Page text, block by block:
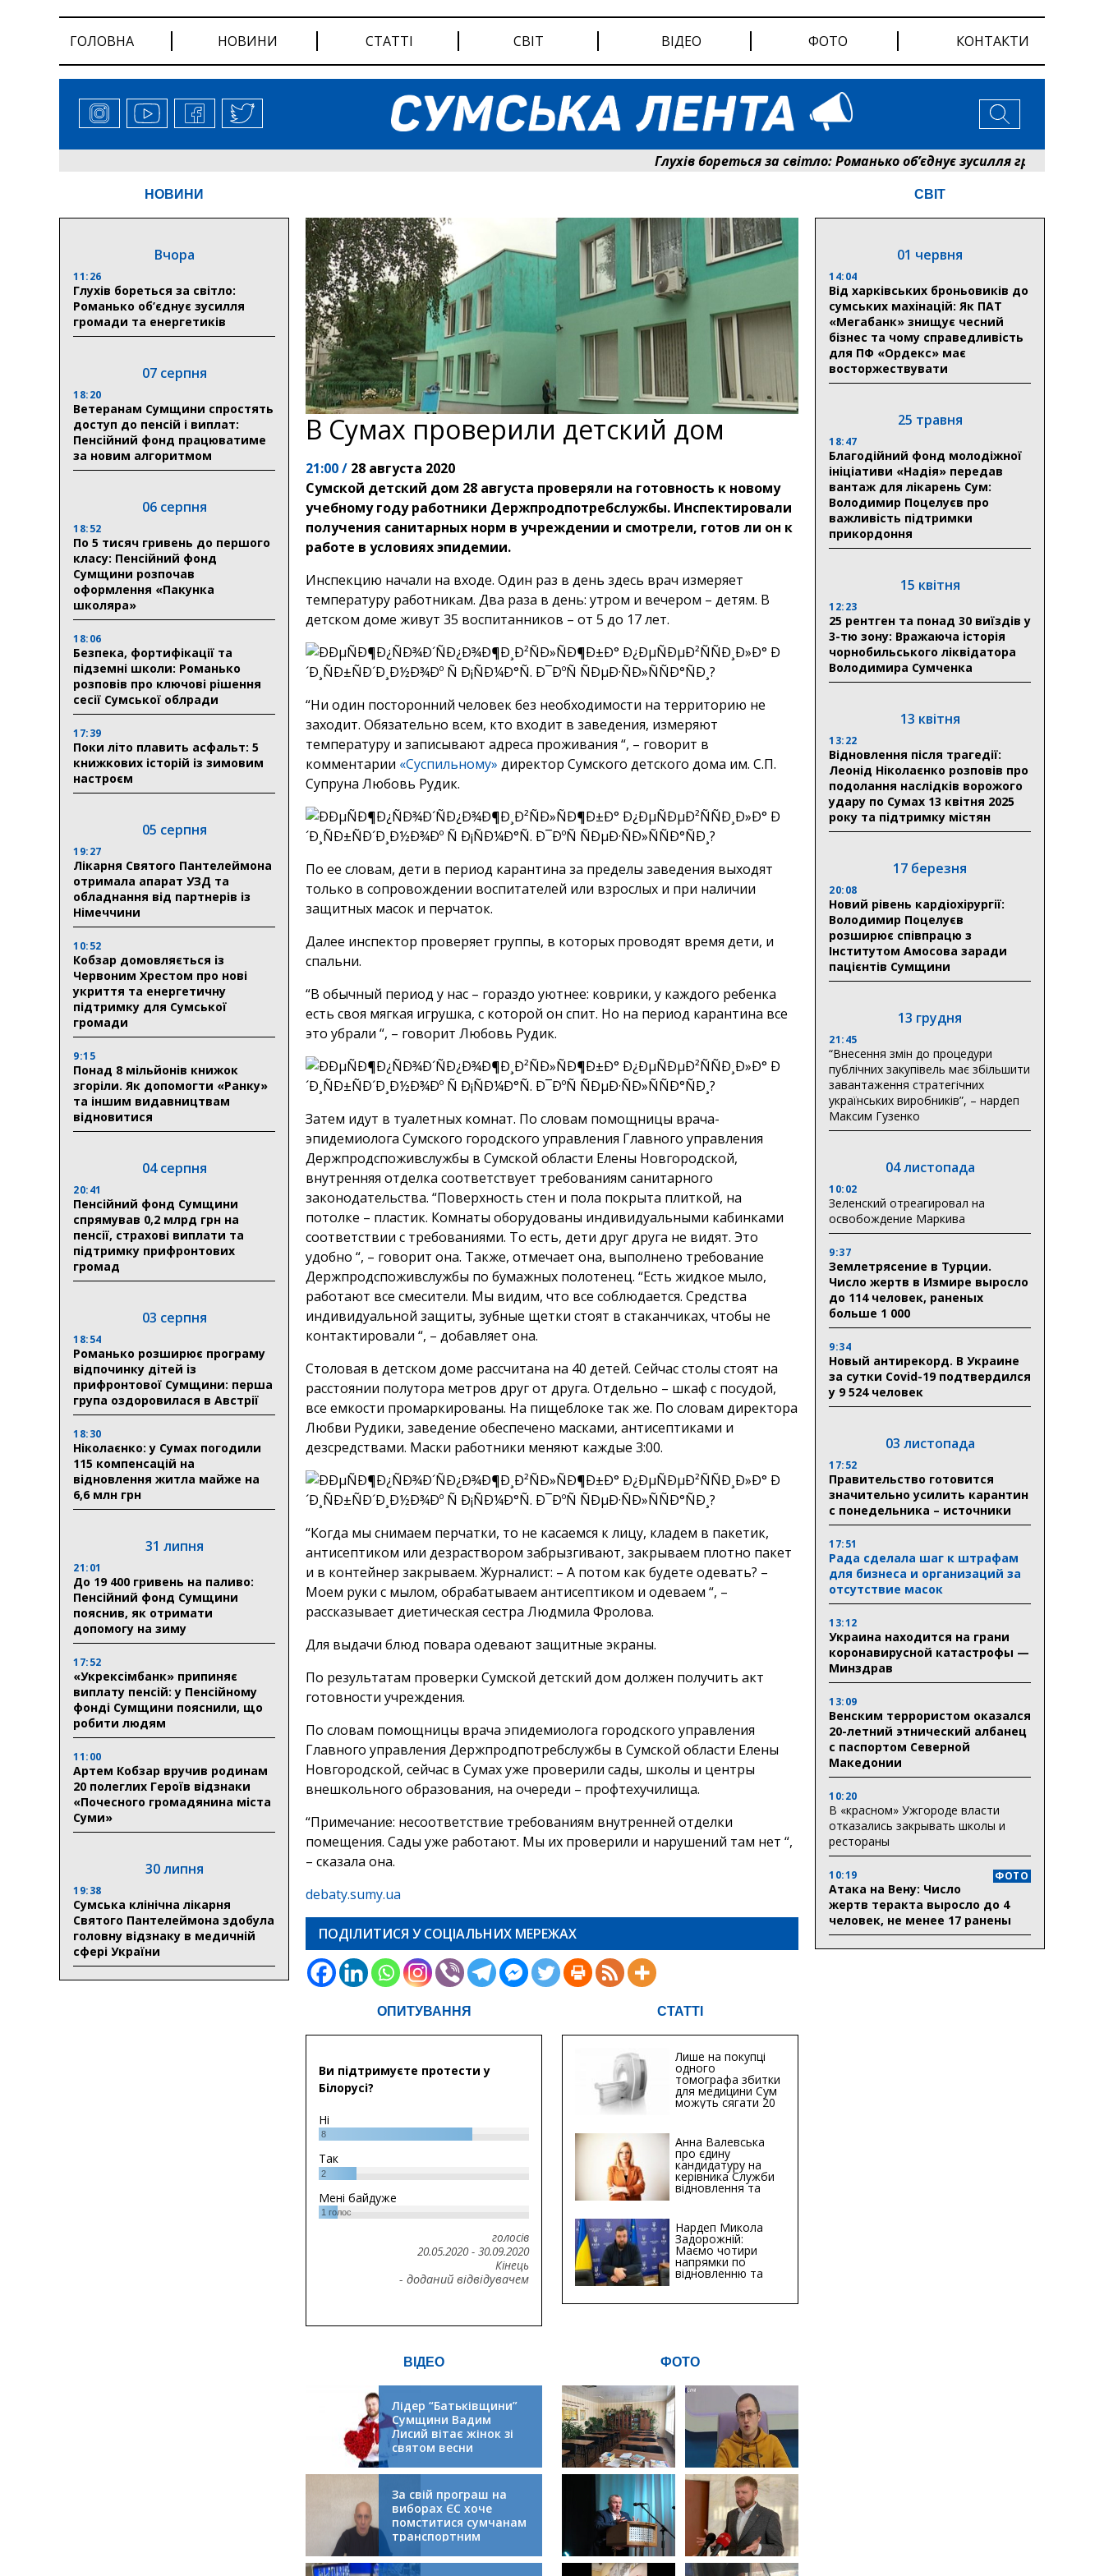
ГОЛОВНА НОВИНИ СТАТТІ СВІТ ВІДЕО ФОТО КОНТАКТИ
Глухів бореться за світло: Романько об’єднує зусилля громади та
НОВИНИ
Вчора
11:26
Глухів бореться за світло:
Романько об’єднує зусилля
громади та енергетиків
07 серпня
18:20
Ветеранам Сумщини спростять
доступ до пенсій і виплат:
Пенсійний фонд працюватиме
за новим алгоритмом
06 серпня
18:52
По 5 тисяч гривень до першого
класу: Пенсійний фонд
Сумщини розпочав
оформлення «Пакунка
школяра»
18:06
Безпека, фортифікації та
підземні школи: Романько
розповів про ключові рішення
сесії Сумської облради
17:39
Поки літо плавить асфальт: 5
книжкових історій із зимовим
настроєм
05 серпня
19:27
Лікарня Святого Пантелеймона
отримала апарат УЗД та
обладнання від партнерів із
Німеччини
10:52
Кобзар домовляється із
Червоним Хрестом про нові
укриття та енергетичну
підтримку для Сумської
громади
9:15
Понад 8 мільйонів книжок
згоріли. Як допомогти «Ранку»
та іншим видавництвам
відновитися
04 серпня
20:41
Пенсійний фонд Сумщини
спрямував 0,2 млрд грн на
пенсії, страхові виплати та
підтримку прифронтових
громад
03 серпня
18:54
Романько розширює програму
відпочинку дітей із
прифронтової Сумщини: перша
група оздоровилася в Австрії
18:30
Ніколаєнко: у Сумах погодили
115 компенсацій на
відновлення житла майже на
6,6 млн грн
31 липня
21:01
До 19 400 гривень на паливо:
Пенсійний фонд Сумщини
пояснив, як отримати
допомогу на зиму
17:52
«Укрексімбанк» припиняє
виплату пенсій: у Пенсійному
фонді Сумщини пояснили, що
робити людям
11:00
Артем Кобзар вручив родинам
20 полеглих Героїв відзнаки
«Почесного громадянина міста
Суми»
30 липня
19:38
Сумська клінічна лікарня
Святого Пантелеймона здобула
головну відзнаку в медичній
сфері України
В Сумах проверили детский дом
21:00 / 28 августа 2020
Сумской детский дом 28 августа проверяли на готовность к новому
учебному году работники Держпродпотребслужбы. Инспектировали
получения санитарных норм в учреждении и смотрели, готов ли он к
работе в условиях эпидемии.
Инспекцию начали на входе. Один раз в день здесь врач измеряет
температуру работникам. Два раза в день: утром и вечером – детям. В
детском доме живут 35 воспитанников – от 5 до 17 лет.
“Ни один посторонний человек без необходимости на территорию не
заходит. Обязательно всем, кто входит в заведения, измеряют
температуру и записывают адреса проживания “, – говорит в
комментарии «Суспильному» директор Сумского детского дома им. С.П.
Супруна Любовь Рудик.
По ее словам, дети в период карантина за пределы заведения выходят
только в сопровождении воспитателей или взрослых и при наличии
защитных масок и перчаток.
Далее инспектор проверяет группы, в которых проводят время дети, и
спальни.
“В обычный период у нас – гораздо уютнее: коврики, у каждого ребенка
есть своя мягкая игрушка, с которой он спит. Но на период карантина все
это убрали “, – говорит Любовь Рудик.
Затем идут в туалетных комнат. По словам помощницы врача-
эпидемиолога Сумского городского управления Главного управления
Держпродспоживслужбы в Сумской области Елены Новгородской,
внутренняя отделка соответствует требованиям санитарного
законодательства. “Поверхность стен и пола покрыта плиткой, на
потолке – пластик. Комнаты оборудованы индивидуальными кабинками
соответствии с требованиями. То есть, дети друг друга не видят. Это
удобно “, – говорит она. Также, отмечает она, выполнено требование
Держпродспоживслужбы по бумажных полотенец. “Есть жидкое мыло,
работают все смесители. Мы видим, что все соблюдается. Средства
индивидуальной защиты, зубные щетки стоят в стаканчиках, чтобы не
контактировали “, – добавляет она.
Столовая в детском доме рассчитана на 40 детей. Сейчас столы стоят на
расстоянии полутора метров друг от друга. Отдельно – шкаф с посудой,
все емкости промаркированы. На пищеблоке так же. По словам директора
Любви Рудики, заведение обеспечено масками, антисептиками и
дезсредствами. Маски работники меняют каждые 3:00.
“Когда мы снимаем перчатки, то не касаемся к лицу, кладем в пакетик,
антисептиком или дезраствором забрызгивают, закрываем плотно пакет
и в контейнер закрываем. Журналист: – А потом как будете одевать? –
Моем руки с мылом, обрабатываем антисептиком и одеваем “, –
рассказывает диетическая сестра Людмила Фролова.
Для выдачи блюд повара одевают защитные экраны.
По результатам проверки Сумской детский дом должен получить акт
готовности учреждения.
По словам помощницы врача эпидемиолога городского управления
Главного управления Держпродпотребслужбы в Сумской области Елены
Новгородской, сейчас в Сумах уже проверили сады, школы и центры
внешкольного образования, на очереди – профтехучилища.
“Примечание: несоответствие требованиям внутренней отделки
помещения. Сады уже работают. Мы их проверили и нарушений там нет “,
– сказала она.
debaty.sumy.ua
ПОДІЛИТИСЯ У СОЦІАЛЬНИХ МЕРЕЖАХ
ОПИТУВАННЯ
Ви підтримуєте протести у
Білорусі?
Ні
8
Так
2
Мені байдуже
1голос
голосів
20.05.2020- 30.09.2020
Кінець
- доданий відвідувачем
СТАТТІ
Лише на покупці
одного
томографа збитки
для медицини Сум
можуть сягати 20
мільйонів гривень
Анна Валевська
про єдину
кандидатуру на
керівника Служби
відновлення та
інфраструктури у
Хіба...
Нардеп Микола
Задорожній:
Маємо чотири
напрямки по
відновленню та
будівництву
інфраструктури
ВІДЕО
Лідер “Батьківщини”
Сумщини Вадим
Лисий вітає жінок зі
святом весни
За свій програш на
виборах ЄС хоче
помститися сумчанам
транспортним
колапсом
ФОТО
СВІТ
01 червня
14:04
Від харківських броньовиків до
сумських махінацій: Як ПАТ
«Мегабанк» знищує чесний
бізнес та чому справедливість
для ПФ «Ордекс» має
восторжествувати
25 травня
18:47
Благодійний фонд молодіжної
ініціативи «Надія» передав
вантаж для лікарень Сум:
Володимир Поцелуєв про
важливість підтримки
прикордоння
15 квітня
12:23
25 рентген та понад 30 виїздів у
3-тю зону: Вражаюча історія
чорнобильського ліквідатора
Володимира Сумченка
13 квітня
13:22
Відновлення після трагедії:
Леонід Ніколаєнко розповів про
подолання наслідків ворожого
удару по Сумах 13 квітня 2025
року та підтримку містян
17 березня
20:08
Новий рівень кардіохірургії:
Володимир Поцелуєв
розширює співпрацю з
Інститутом Амосова заради
пацієнтів Сумщини
13 грудня
21:45
“Внесення змін до процедури
публічних закупівель має збільшити
завантаження стратегічних
українських виробників”, – нардеп
Максим Гузенко
04 листопада
10:02
Зеленский отреагировал на
освобождение Маркива
9:37
Землетрясение в Турции.
Число жертв в Измире выросло
до 114 человек, раненых
больше 1 000
9:34
Новый антирекорд. В Украине
за сутки Covid-19 подтвердился
у 9 524 человек
03 листопада
17:52
Правительство готовится
значительно усилить карантин
с понедельника – источники
17:51
Рада сделала шаг к штрафам
для бизнеса и организаций за
отсутствие масок
13:12
Украина находится на грани
коронавирусной катастрофы —
Минздрав
13:09
Венским террористом оказался
20-летний этнический албанец
с паспортом Северной
Македонии
10:20
В «красном» Ужгороде власти
отказались закрывать школы и
рестораны
10:19 ФОТО
Атака на Вену: Число
жертв теракта выросло до 4
человек, не менее 17 ранены